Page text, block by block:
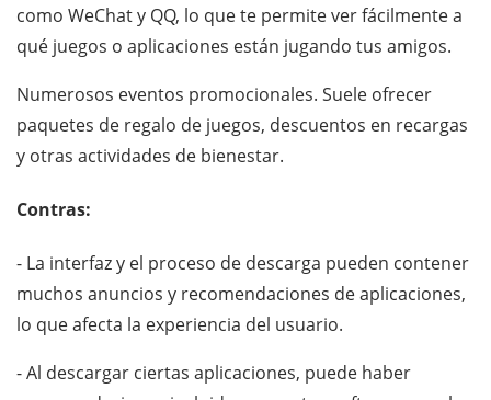
como WeChat y QQ, lo que te permite ver fácilmente a
qué juegos o aplicaciones están jugando tus amigos.
Numerosos eventos promocionales. Suele ofrecer
paquetes de regalo de juegos, descuentos en recargas
y otras actividades de bienestar.
Contras:
- La interfaz y el proceso de descarga pueden contener
muchos anuncios y recomendaciones de aplicaciones,
lo que afecta la experiencia del usuario.
- Al descargar ciertas aplicaciones, puede haber